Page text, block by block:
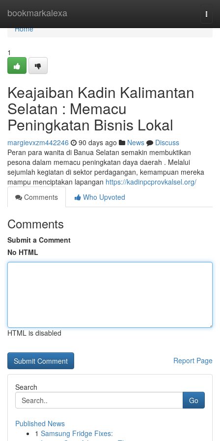
bookmarkalexa
Home
Home
1
Keajaiban Kadin Kalimantan
Selatan : Memacu
Peningkatan Bisnis Lokal
margievxzm442246 90 days ago News
Discuss
Peran para wanita di Banua Selatan semakin membuktikan
pesona dalam memacu peningkatan daya daerah . Melalui
sejumlah kegiatan di sektor perdagangan, kemampuan mereka
mampu menciptakan lapangan https://kadinpcprovkalsel.org/
Comments
Who Upvoted
Comments
Submit a Comment
No HTML
HTML is disabled
Report Page
Search
Go
Published News
1 Samsung Fridge Fixes: